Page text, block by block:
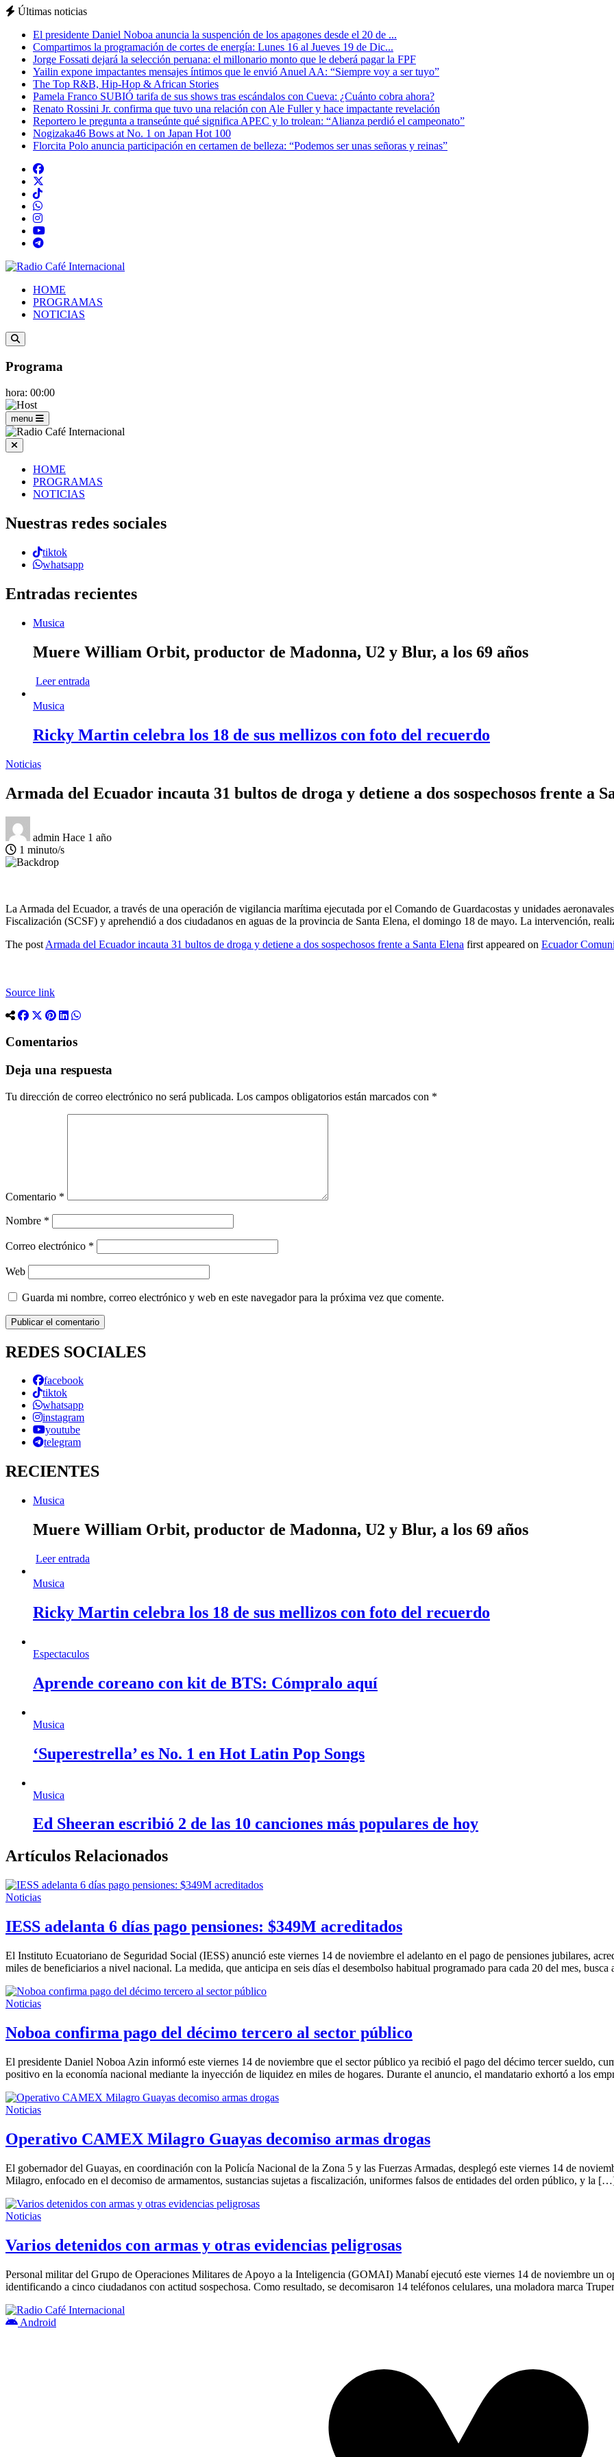
Últimas noticias
El presidente Daniel Noboa anuncia la suspención de los apagones desde el 20 de ...
Compartimos la programación de cortes de energía: Lunes 16 al Jueves 19 de Dic...
Jorge Fossati dejará la selección peruana: el millonario monto que le deberá pagar la FPF
Yailin expone impactantes mensajes íntimos que le envió Anuel AA: “Siempre voy a ser tuyo”
The Top R&B, Hip-Hop & African Stories
Pamela Franco SUBIÓ tarifa de sus shows tras escándalos con Cueva: ¿Cuánto cobra ahora?
Renato Rossini Jr. confirma que tuvo una relación con Ale Fuller y hace impactante revelación
Reportero le pregunta a transeúnte qué significa APEC y lo trolean: “Alianza perdió el campeonato”
Nogizaka46 Bows at No. 1 on Japan Hot 100
Florcita Polo anuncia participación en certamen de belleza: “Podemos ser unas señoras y reinas”
HOME
PROGRAMAS
NOTICIAS
Programa
hora: 00:00
menu
HOME
PROGRAMAS
NOTICIAS
Nuestras redes sociales
tiktok
whatsapp
Entradas recientes
Musica
Muere William Orbit, productor de Madonna, U2 y Blur, a los 69 años
Leer entrada
Musica
Ricky Martin celebra los 18 de sus mellizos con foto del recuerdo
Noticias
Armada del Ecuador incauta 31 bultos de droga y detiene a dos sospechosos frente a
admin Hace 1 año
1 minuto/s
La Armada del Ecuador, a través de una operación de vigilancia marítima ejecutada por el Comando de Guardacostas y unidades
Fiscalización (SCSF) y aprehendió a dos ciudadanos en aguas de la provincia de Santa Elena, el domingo 18 de mayo. La intervención,
The post Armada del Ecuador incauta 31 bultos de droga y detiene a dos sospechosos frente a Santa Elena first appeared on Ecuador
Source link
Comentarios
Deja una respuesta
Tu dirección de correo electrónico no será publicada. Los campos obligatorios están marcados con *
Comentario *
Nombre *
Correo electrónico *
Web
Guarda mi nombre, correo electrónico y web en este navegador para la próxima vez que comente.
REDES SOCIALES
facebook
tiktok
whatsapp
instagram
youtube
telegram
RECIENTES
Musica
Muere William Orbit, productor de Madonna, U2 y Blur, a los 69 años
Leer entrada
Musica
Ricky Martin celebra los 18 de sus mellizos con foto del recuerdo
Espectaculos
Aprende coreano con kit de BTS: Cómpralo aquí
Musica
‘Superestrella’ es No. 1 en Hot Latin Pop Songs
Musica
Ed Sheeran escribió 2 de las 10 canciones más populares de hoy
Artículos Relacionados
Noticias
IESS adelanta 6 días pago pensiones: $349M acreditados
El Instituto Ecuatoriano de Seguridad Social (IESS) anunció este viernes 14 de noviembre el adelanto en el pago de pensiones jubilares,
miles de beneficiarios a nivel nacional. La medida, que anticipa en seis días el desembolso habitual programado para cada 20 del mes,
Noticias
Noboa confirma pago del décimo tercero al sector público
El presidente Daniel Noboa Azin informó este viernes 14 de noviembre que el sector público ya recibió el pago del décimo tercer sueldo,
positivo en la economía nacional mediante la inyección de liquidez en miles de hogares. Durante el anuncio, el mandatario exhortó a los
Noticias
Operativo CAMEX Milagro Guayas decomiso armas drogas
El gobernador del Guayas, en coordinación con la Policía Nacional de la Zona 5 y las Fuerzas Armadas, desplegó este viernes 14 de
Milagro, enfocado en el decomiso de armamentos, sustancias sujetas a fiscalización, uniformes falsos de entidades del orden público, y la
Noticias
Varios detenidos con armas y otras evidencias peligrosas
Personal militar del Grupo de Operaciones Militares de Apoyo a la Inteligencia (GOMAI) Manabí ejecutó este viernes 14 de noviembre un
identificando a cinco ciudadanos con actitud sospechosa. Como resultado, se decomisaron 14 teléfonos celulares, una moladora marca
Android